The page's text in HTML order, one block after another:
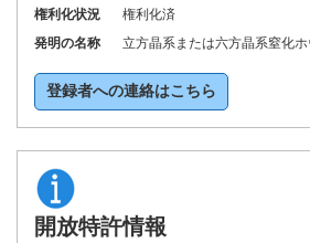
権利化状況
権利化済
発明の名称
立方晶系または六方晶系窒化
登録者への連絡はこちら
開放特許情報